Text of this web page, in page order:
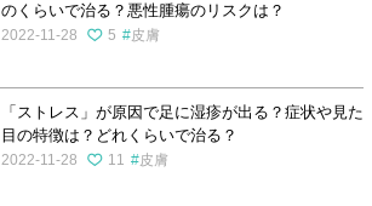
のくらいで治る？悪性腫瘍のリスクは？
2022-11-28 5 皮膚
「ストレス」が原因で足に湿疹が出る？症状や見た
目の特徴は？どれくらいで治る？
2022-11-28 11 皮膚